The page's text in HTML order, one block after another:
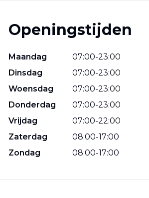
Openingstijden
Maandag 07:00-23:00
Dinsdag
07:00-23:00
Woensdag
07:00-23:00
Donderdag
07:00-23:00
Vrijdag
07:00-22:00
Zaterdag
08:00-17:00
Zondag
08:00-17:00